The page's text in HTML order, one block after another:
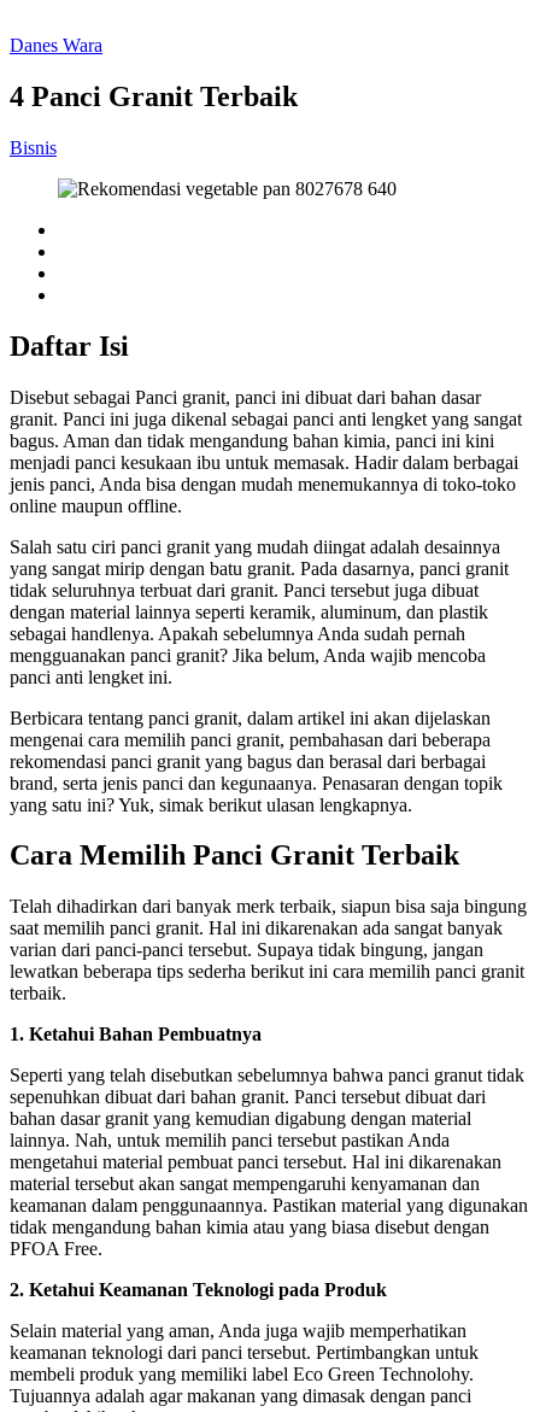
Danes Wara
4 Panci Granit Terbaik
Bisnis
Daftar Isi
Disebut sebagai Panci granit, panci ini dibuat dari bahan dasar
granit. Panci ini juga dikenal sebagai panci anti lengket yang sangat
bagus. Aman dan tidak mengandung bahan kimia, panci ini kini
menjadi panci kesukaan ibu untuk memasak. Hadir dalam berbagai
jenis panci, Anda bisa dengan mudah menemukannya di toko-toko
online maupun offline.
Salah satu ciri panci granit yang mudah diingat adalah desainnya
yang sangat mirip dengan batu granit. Pada dasarnya, panci granit
tidak seluruhnya terbuat dari granit. Panci tersebut juga dibuat
dengan material lainnya seperti keramik, aluminum, dan plastik
sebagai handlenya. Apakah sebelumnya Anda sudah pernah
mengguanakan panci granit? Jika belum, Anda wajib mencoba
panci anti lengket ini.
Berbicara tentang panci granit, dalam artikel ini akan dijelaskan
mengenai cara memilih panci granit, pembahasan dari beberapa
rekomendasi panci granit yang bagus dan berasal dari berbagai
brand, serta jenis panci dan kegunaanya. Penasaran dengan topik
yang satu ini? Yuk, simak berikut ulasan lengkapnya.
Cara Memilih Panci Granit Terbaik
Telah dihadirkan dari banyak merk terbaik, siapun bisa saja bingung
saat memilih panci granit. Hal ini dikarenakan ada sangat banyak
varian dari panci-panci tersebut. Supaya tidak bingung, jangan
lewatkan beberapa tips sederha berikut ini cara memilih panci granit
terbaik.
1. Ketahui Bahan Pembuatnya
Seperti yang telah disebutkan sebelumnya bahwa panci granut tidak
sepenuhkan dibuat dari bahan granit. Panci tersebut dibuat dari
bahan dasar granit yang kemudian digabung dengan material
lainnya. Nah, untuk memilih panci tersebut pastikan Anda
mengetahui material pembuat panci tersebut. Hal ini dikarenakan
material tersebut akan sangat mempengaruhi kenyamanan dan
keamanan dalam penggunaannya. Pastikan material yang digunakan
tidak mengandung bahan kimia atau yang biasa disebut dengan
PFOA Free.
2. Ketahui Keamanan Teknologi pada Produk
Selain material yang aman, Anda juga wajib memperhatikan
keamanan teknologi dari panci tersebut. Pertimbangkan untuk
membeli produk yang memiliki label Eco Green Technolohy.
Tujuannya adalah agar makanan yang dimasak dengan panci